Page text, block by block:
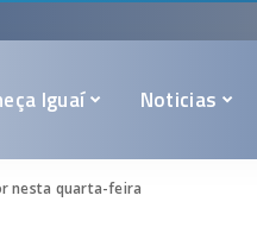
Iguaí Noticias
nesta quarta-feira